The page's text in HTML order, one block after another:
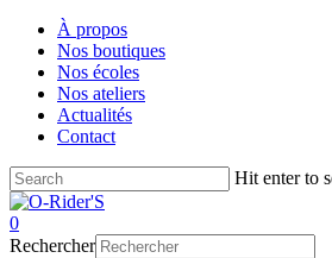
Skip
main
content
À propos
Nos boutiques
Nos écoles
Nos ateliers
Actualités
Contact
Hit enter to
Close
Search
account
0
Menu
Rechercher